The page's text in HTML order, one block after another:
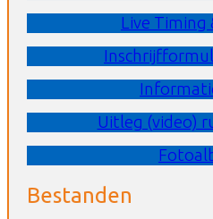
Live Timing
Uitleg (video)
Bestanden